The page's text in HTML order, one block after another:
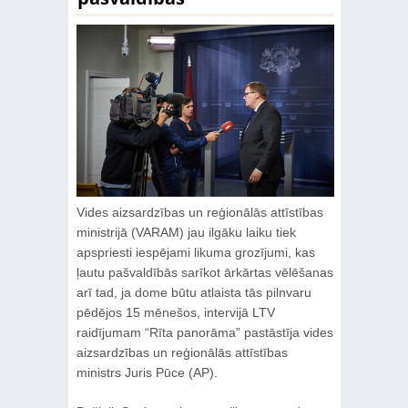
Vides aizsardzības un reģionālās attīstības
ministrijā (VARAM) jau ilgāku laiku tiek
apspriesti iespējami likuma grozījumi, kas
ļautu pašvaldībās sarīkot ārkārtas vēlēšanas
arī tad, ja dome būtu atlaista tās pilnvaru
pēdējos 15 mēnešos, intervijā LTV
raidījumam “Rīta panorāma” pastāstīja vides
aizsardzības un reģionālās attīstības
ministrs Juris Pūce (AP).